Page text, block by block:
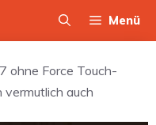
Menü
ohne Force Touch-
auch